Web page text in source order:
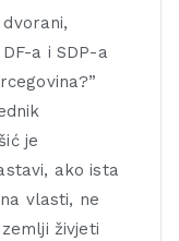
a i SDP-a
je
ako ista
vlasti, ne
živjeti